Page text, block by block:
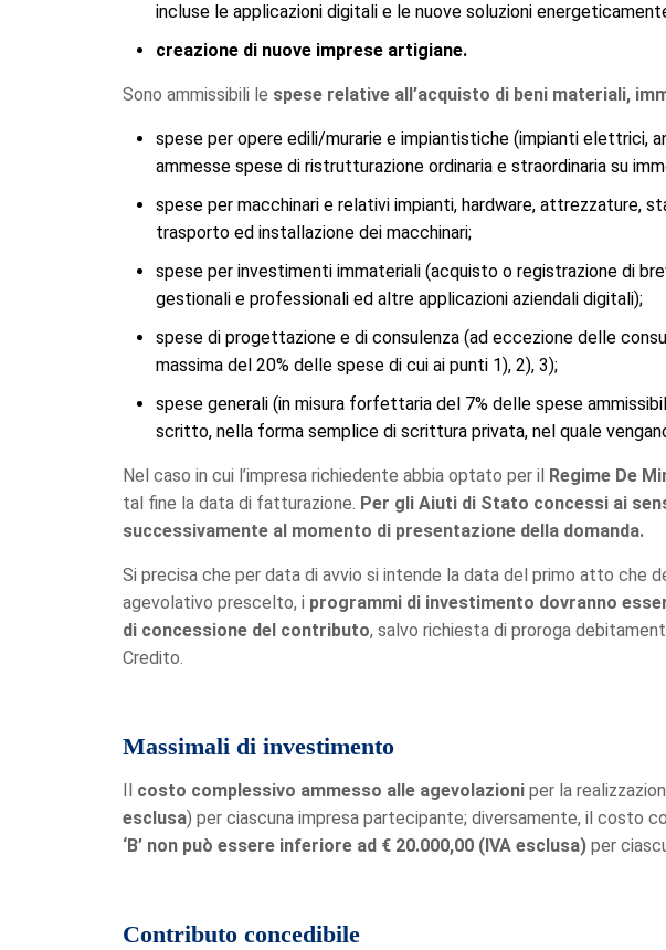
incluse le applicazioni digitali e le nuove soluzioni
creazione di nuove imprese artigiane.
Sono ammissibili le spese relative all’acquisto di beni materiali,
spese per opere edili/murarie e impiantistiche (impianti elettrici,
ammesse spese di ristrutturazione ordinaria e straordinaria su
spese per macchinari e relativi impianti, hardware, attrezzature,
trasporto ed installazione dei macchinari;
spese per investimenti immateriali (acquisto o registrazione di
gestionali e professionali ed altre applicazioni aziendali digitali);
spese di progettazione e di consulenza (ad eccezione delle
massima del 20% delle spese di cui ai punti 1), 2), 3);
spese generali (in misura forfettaria del 7% delle spese
scritto, nella forma semplice di scrittura privata, nel quale
Nel caso in cui l’impresa richiedente abbia optato per il Regime De
tal fine la data di fatturazione. Per gli Aiuti di Stato concessi ai
successivamente al momento di presentazione della domanda.
Si precisa che per data di avvio si intende la data del primo atto che
agevolativo prescelto, i programmi di investimento dovranno
di concessione del contributo, salvo richiesta di proroga
Credito.
Massimali di investimento
Il costo complessivo ammesso alle agevolazioni per la
esclusa) per ciascuna impresa partecipante; diversamente, il costo
‘B’ non può essere inferiore ad € 20.000,00 (IVA esclusa) per
Contributo concedibile